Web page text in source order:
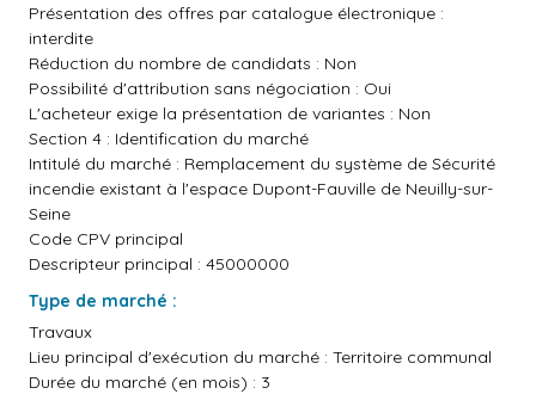
Présentation des offres par catalogue électronique :
interdite
Réduction du nombre de candidats : Non
Possibilité d'attribution sans négociation : Oui
L'acheteur exige la présentation de variantes : Non
Section 4 : Identification du marché
Intitulé du marché : Remplacement du système de Sécurité
incendie existant à l'espace Dupont-Fauville de Neuilly-sur-
Seine
Code CPV principal
Descripteur principal : 45000000
Type de marché :
Travaux
Lieu principal d'exécution du marché : Territoire communal
Durée du marché (en mois) : 3